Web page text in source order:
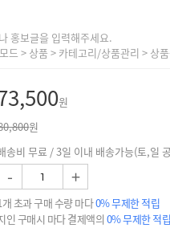
홍보글을 입력해주세요.
드 > 상품 > 카테고리/상품관리 > 상
원
원
송비 무료 / 3일 이내 배송가능(토,일
- +
개 초과 구매 수량 마다0% 무제한 적립
인 구매시 마다 결제액의 0% 무제한 적립